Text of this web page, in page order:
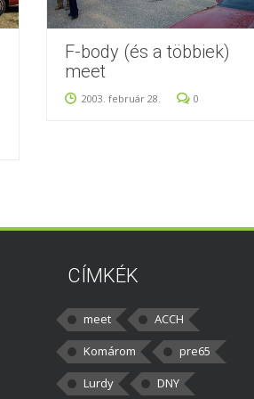
F-body (és a többiek)
meet
2003. február 28. 0
CÍMKÉK
meet
ACCH
Komárom
pre65
Lurdy
DNY